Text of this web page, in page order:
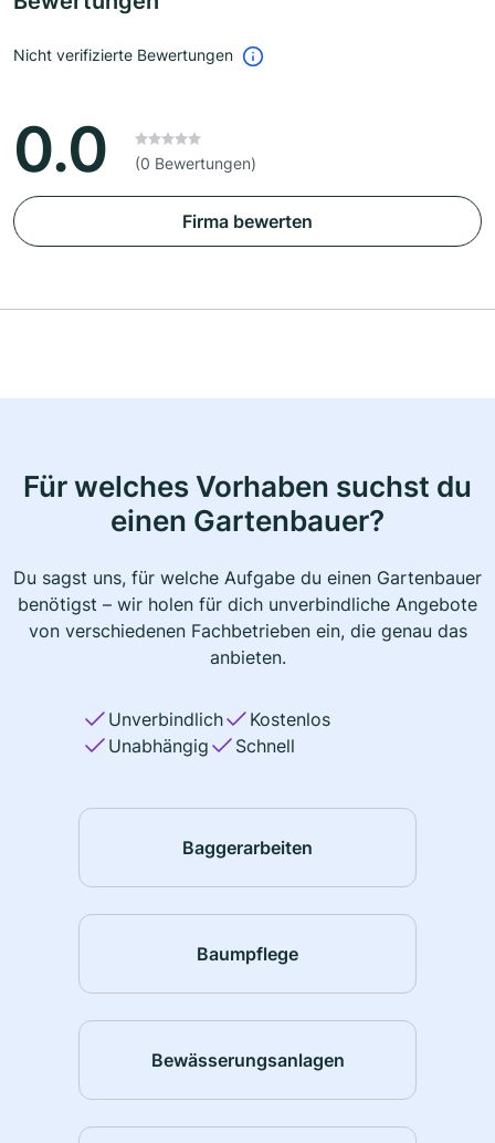
Nicht verifizierte Bewertungen
0.0 (0 Bewertungen)
Firma bewerten
Für welches Vorhaben suchst du
einen Gartenbauer?
Du sagst uns, für welche Aufgabe du einen Gartenbauer
benötigst – wir holen für dich unverbindliche Angebote
von verschiedenen Fachbetrieben ein, die genau das
anbieten.
Unverbindlich
Kostenlos
Unabhängig
Schnell
Baggerarbeiten
Baumpflege
Bewässerungsanlagen